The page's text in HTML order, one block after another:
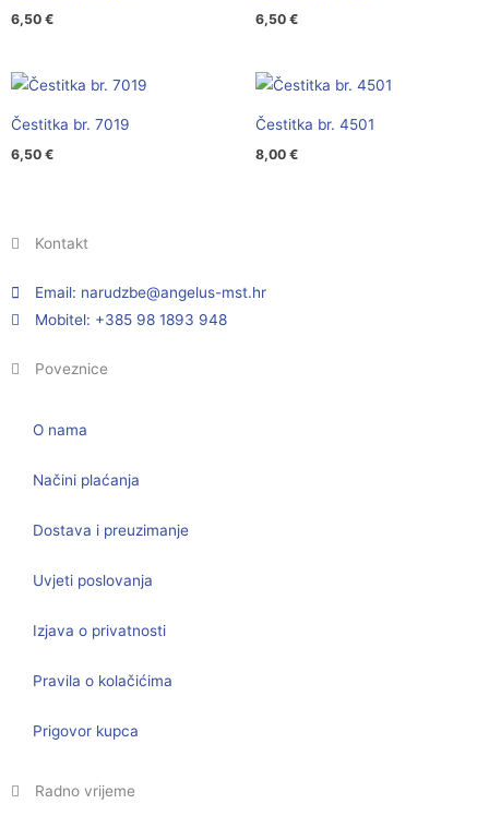
6,50 € 6,50 €
Čestitka br. 7019
6,50 €
Čestitka br. 4501
8,00 €
Kontakt
Email: rh.tsm-sulegna
@ebzduran
Mobitel: +385 98 1893 948
Poveznice
O nama
Načini plaćanja
Dostava i preuzimanje
Uvjeti poslovanja
Izjava o privatnosti
Pravila o kolačićima
Prigovor kupca
Radno vrijeme